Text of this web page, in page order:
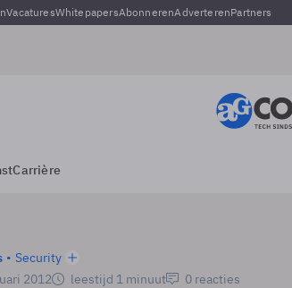
VacaturesWhitepapersAbonnerenAdverterenPartners
Carrière
Security
2012
leestijd 1 minuut 0 reacties